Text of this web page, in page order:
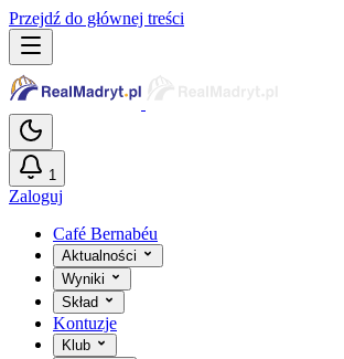
Przejdź do głównej treści
1
Zaloguj
Café Bernabéu
Aktualności
Wyniki
Skład
Kontuzje
Klub